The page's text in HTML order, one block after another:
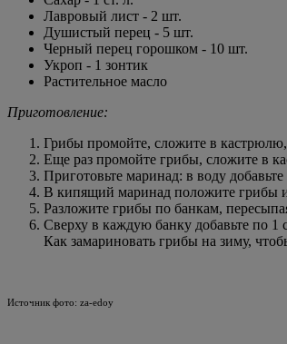
Лавровый лист - 2 шт.
Душистый перец - 5 шт.
Черный перец горошком - 10 шт.
Укроп - 1 зонтик
Растительное масло
Приготовление:
Грибы промойте, сложите в кастрюлю,
Еще раз промойте грибы, сложите в
Приготовьте маринад: в воду
В кипящий маринад положите грибы
Разложите грибы по банкам,
Сверху в каждую банку добавьте по 1
Как замариновать грибы на зиму,
Источник фото: za-edoy